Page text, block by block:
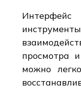
просмотра
можно